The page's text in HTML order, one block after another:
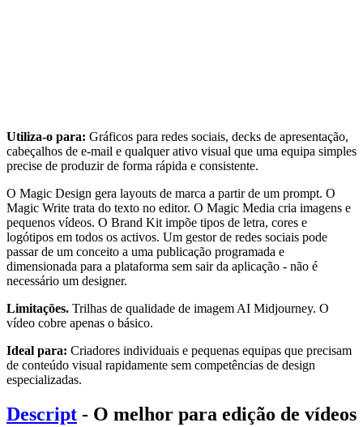
Utiliza-o para: Gráficos para redes sociais, decks de apresentação,
cabeçalhos de e-mail e qualquer ativo visual que uma equipa simples
precise de produzir de forma rápida e consistente.
O Magic Design gera layouts de marca a partir de um prompt. O
Magic Write trata do texto no editor. O Magic Media cria imagens e
pequenos vídeos. O Brand Kit impõe tipos de letra, cores e
logótipos em todos os activos. Um gestor de redes sociais pode
passar de um conceito a uma publicação programada e
dimensionada para a plataforma sem sair da aplicação - não é
necessário um designer.
Limitações. Trilhas de qualidade de imagem AI Midjourney. O
vídeo cobre apenas o básico.
Ideal para: Criadores individuais e pequenas equipas que precisam
de conteúdo visual rapidamente sem competências de design
especializadas.
Descript - O melhor para edição de vídeos